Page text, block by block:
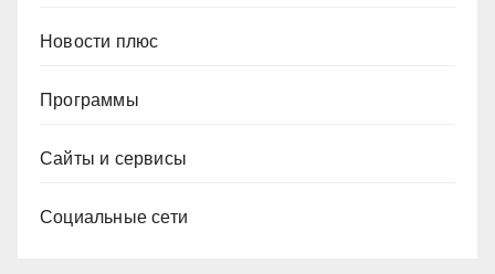
Новости плюс
Программы
Сайты и сервисы
Социальные сети